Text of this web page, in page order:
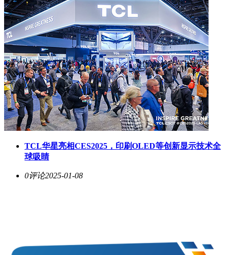
TCL华星亮相CES2025，印刷OLED等创新显示技术全
球吸睛
0评论2025-01-08